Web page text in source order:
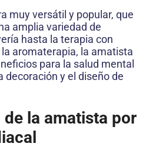
muy versátil y popular, que
amplia variedad de
hasta la terapia con
aromaterapia, la amatista
para la salud mental
decoración y el diseño de
la amatista por